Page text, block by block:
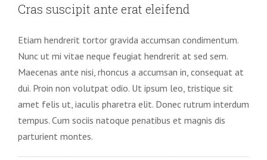
Creative News
Cras suscipit ante erat eleifend
Etiam hendrerit tortor gravida accumsan condimentum.
Nunc ut mi vitae neque feugiat hendrerit at sed sem.
Maecenas ante nisi, rhoncus a accumsan in, consequat at
dui. Proin non volutpat odio. Ut ipsum leo, tristique sit
amet felis ut, iaculis pharetra elit. Donec rutrum interdum
tempus. Cum sociis natoque penatibus et magnis dis
parturient montes.